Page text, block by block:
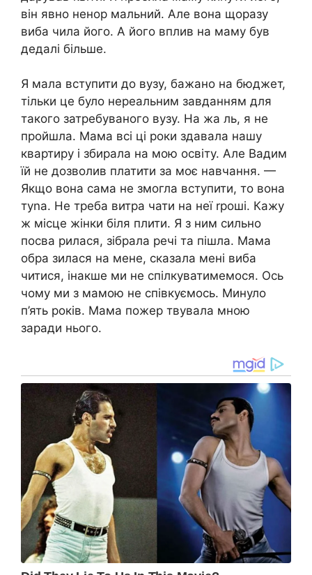
він явно ненор мальний. Але вона щоразу
виба чила його. А його вплив на маму був
дедалі більше.
Я мала вступити до вузу, бажано на бюджет,
тільки це було нереальним завданням для
такого затребуваного вузу. На жа ль, я не
пройшла. Мама всі ці роки здавала нашу
квартиру і збирала на мою освіту. Але Вадим
їй не дозволив платити за моє навчання. —
Якщо вона сама не змогла вступити, то вона
туnа. Не треба витра чати на неї rроші. Кажу
ж місце жінки біля плити. Я з ним сильно
посва рилася, зібрала речі та пішла. Мама
обра зилася на мене, сказала мені виба
читися, інакше ми не спілкуватимемося. Ось
чому ми з мамою не співкуємось. Минуло
п’ять років. Мама пожер твувала мною
заради нього.